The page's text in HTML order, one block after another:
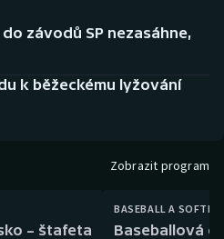
závodů SP nezasáhne,
k běžeckému lyžování
Zobrazit program
– štafeta
BASEBALL A
Baseballová